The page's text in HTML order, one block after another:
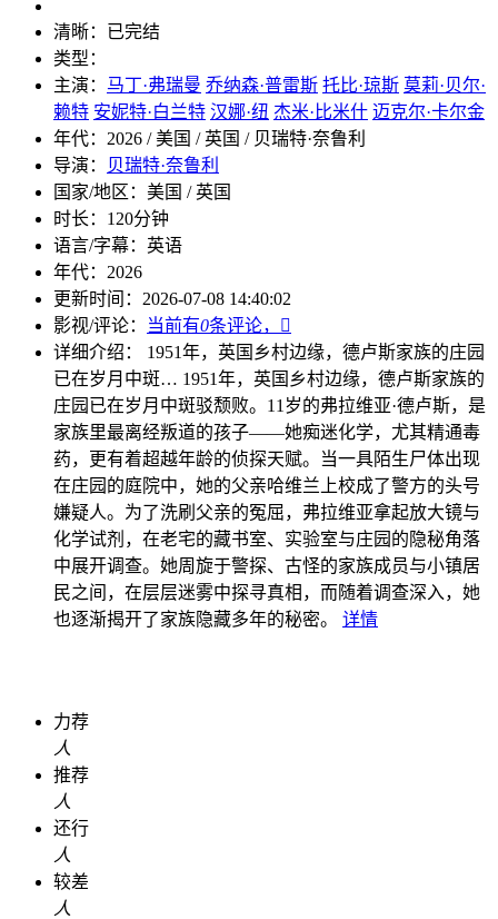
清晰： 已完结
类型：
主演： 马丁·弗瑞曼 乔纳森·普雷斯 托比·琼斯 莫莉·贝尔·
赖特 安妮特·白兰特 汉娜·纽 杰米·比米什 迈克尔·卡尔金
年代： 2026 / 美国 / 英国 / 贝瑞特·奈鲁利
导演：
贝瑞特·奈鲁利
国家/地区： 美国 / 英国
时长： 120分钟
语言/字幕： 英语
年代： 2026
更新时间： 2026-07-08 14:40:02
影视/评论：
当前有0条评论，

详细介绍：
1951年，英国乡村边缘，德卢斯家族的庄园
已在岁月中斑… 1951年，英国乡村边缘，德卢斯家族的
庄园已在岁月中斑驳颓败。11岁的弗拉维亚·德卢斯，是
家族里最离经叛道的孩子——她痴迷化学，尤其精通毒
药，更有着超越年龄的侦探天赋。当一具陌生尸体出现
在庄园的庭院中，她的父亲哈维兰上校成了警方的头号
嫌疑人。为了洗刷父亲的冤屈，弗拉维亚拿起放大镜与
化学试剂，在老宅的藏书室、实验室与庄园的隐秘角落
中展开调查。她周旋于警探、古怪的家族成员与小镇居
民之间，在层层迷雾中探寻真相，而随着调查深入，她
也逐渐揭开了家族隐藏多年的秘密。
详情
力荐
人
推荐
人
还行
人
较差
人